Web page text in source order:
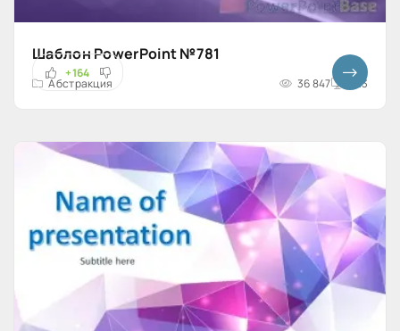
Шаблон PowerPoint №781
Абстракция 36 847 4x3
+164